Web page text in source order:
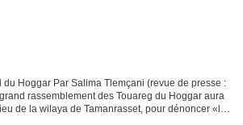
du Hoggar Par Salima Tlemçani (revue de presse :
rassemblement des Touareg du Hoggar aura
de la wilaya de Tamanrasset, pour dénoncer «la